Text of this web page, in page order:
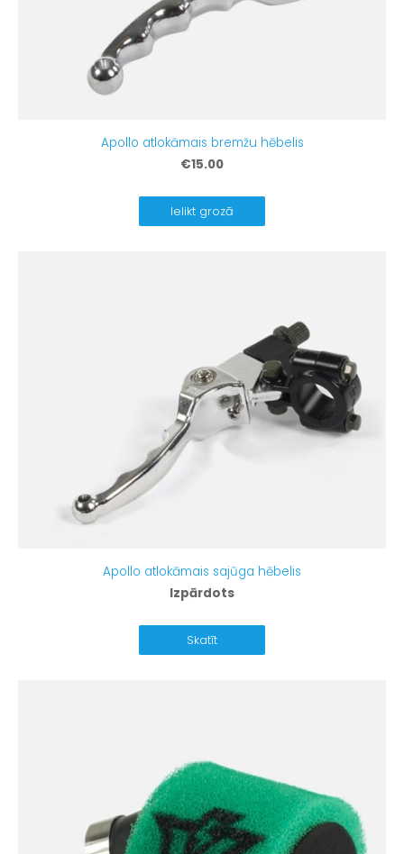
Apollo atlokāmais bremžu hēbelis
€15.00
Ielikt grozā
Apollo atlokāmais sajūga hēbelis
Izpārdots
Skatīt